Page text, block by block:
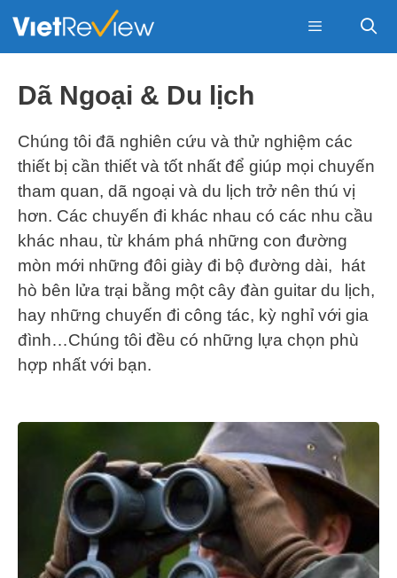
Dã Ngoại & Du lịch
Chúng tôi đã nghiên cứu và thử nghiệm các
thiết bị cần thiết và tốt nhất để giúp mọi chuyến
tham quan, dã ngoại và du lịch trở nên thú vị
hơn. Các chuyến đi khác nhau có các nhu cầu
khác nhau, từ khám phá những con đường
mòn mới những đôi giày đi bộ đường dài, hát
hò bên lửa trại bằng một cây đàn guitar du lịch,
hay những chuyến đi công tác, kỳ nghỉ với gia
đình…Chúng tôi đều có những lựa chọn phù
hợp nhất với bạn.